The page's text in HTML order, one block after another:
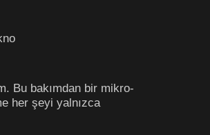
Bu bakımdan bir mikro-
her şeyi yalnızca